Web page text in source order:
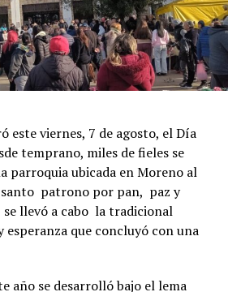
este viernes, 7 de agosto, el Día
temprano, miles de fieles se
parroquia ubicada en Moreno al
patrono por pan, paz y
llevó a cabo la tradicional
esperanza que concluyó con una
año se desarrolló bajo el lema